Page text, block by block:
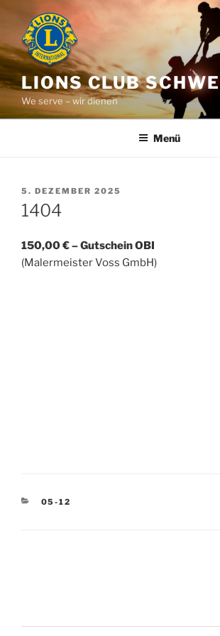
springen
LIONS CLUB
We serve – wir dienen
Menü
VERÖFFENTLICHT
AM
5. DEZEMBER 2025
1404
150,00 € – Gutschein OBI
(Malermeister Voss GmbH)
KATEGORIEN
05-12